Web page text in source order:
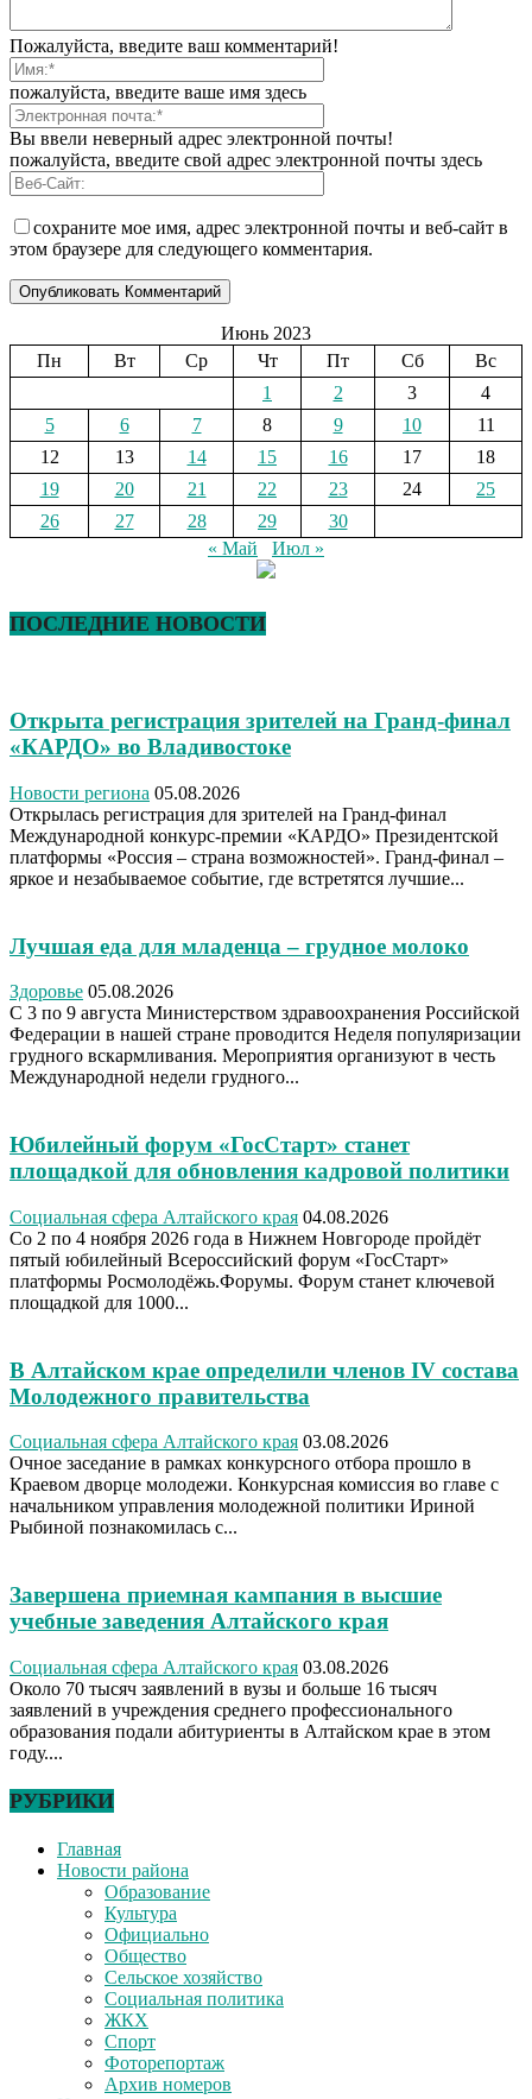
Пожалуйста, введите ваш комментарий!
пожалуйста, введите ваше имя здесь
Вы ввели неверный адрес электронной почты!
пожалуйста, введите свой адрес электронной почты здесь
сохраните мое имя, адрес электронной почты и веб-сайт в
этом браузере для следующего комментария.
Июнь 2023
Пн
Вт Ср Чт Пт Сб
Вс
1
2 3
4
5
6 7 8 9 10
11
12
13 14 15 16 17
18
19
20 21 22 23 24
25
26
27 28 29
30
« Май
Июл »
ПОСЛЕДНИЕ НОВОСТИ
Открыта регистрация зрителей на Гранд-финал
«КАРДО» во Владивостоке
Новости региона 05.08.2026
Открылась регистрация для зрителей на Гранд-финал
Международной конкурс-премии «КАРДО» Президентской
платформы «Россия – страна возможностей». Гранд-финал –
яркое и незабываемое событие, где встретятся лучшие...
Лучшая еда для младенца – грудное молоко
Здоровье 05.08.2026
С 3 по 9 августа Министерством здравоохранения Российской
Федерации в нашей стране проводится Неделя популяризации
грудного вскармливания. Мероприятия организуют в честь
Международной недели грудного...
Юбилейный форум «ГосСтарт» станет
площадкой для обновления кадровой политики
Социальная сфера Алтайского края 04.08.2026
Со 2 по 4 ноября 2026 года в Нижнем Новгороде пройдёт
пятый юбилейный Всероссийский форум «ГосСтарт»
платформы Росмолодёжь.Форумы. Форум станет ключевой
площадкой для 1000...
В Алтайском крае определили членов IV состава
Молодежного правительства
Социальная сфера Алтайского края 03.08.2026
Очное заседание в рамках конкурсного отбора прошло в
Краевом дворце молодежи. Конкурсная комиссия во главе с
начальником управления молодежной политики Ириной
Рыбиной познакомилась с...
Завершена приемная кампания в высшие
учебные заведения Алтайского края
Социальная сфера Алтайского края 03.08.2026
Около 70 тысяч заявлений в вузы и больше 16 тысяч
заявлений в учреждения среднего профессионального
образования подали абитуриенты в Алтайском крае в этом
году....
РУБРИКИ
Главная
Новости района
Образование
Культура
Официально
Общество
Сельское хозяйство
Социальная политика
ЖКХ
Спорт
Фоторепортаж
Архив номеров